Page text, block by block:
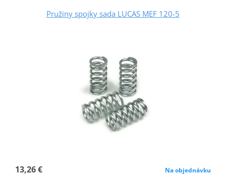
Pružiny spojky sada LUCAS MEF 120-5
13,26 € Na objednávku